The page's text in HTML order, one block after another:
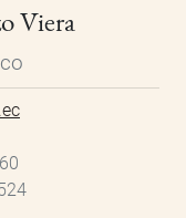
Viera